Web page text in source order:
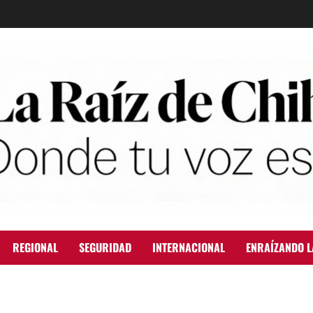
REGIONAL SEGURIDAD INTERNACIONAL ENRAÍZANDO